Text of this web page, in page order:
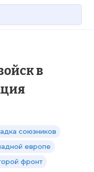
в
союзников
европе
фронт